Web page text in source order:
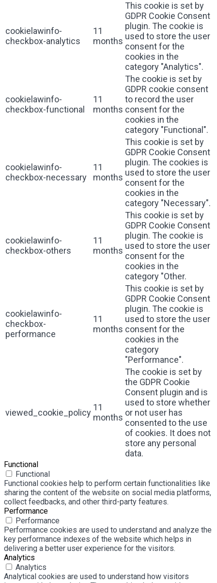
cookielawinfo-
checkbox-analytics
11
months
This cookie is set by
GDPR Cookie Consent
plugin. The cookie is
used to store the user
consent for the
cookies in the
category "Analytics".
cookielawinfo-
checkbox-functional
11
months
The cookie is set by
GDPR cookie consent
to record the user
consent for the
cookies in the
category "Functional".
cookielawinfo-
checkbox-necessary
11
months
This cookie is set by
GDPR Cookie Consent
plugin. The cookies is
used to store the user
consent for the
cookies in the
category "Necessary".
cookielawinfo-
checkbox-others
11
months
This cookie is set by
GDPR Cookie Consent
plugin. The cookie is
used to store the user
consent for the
cookies in the
category "Other.
cookielawinfo-
checkbox-
performance
11
months
This cookie is set by
GDPR Cookie Consent
plugin. The cookie is
used to store the user
consent for the
cookies in the
category
"Performance".
viewed_cookie_policy
11
months
The cookie is set by
the GDPR Cookie
Consent plugin and is
used to store whether
or not user has
consented to the use
of cookies. It does not
store any personal
data.
Functional
Functional
Functional cookies help to perform certain functionalities like
sharing the content of the website on social media platforms,
collect feedbacks, and other third-party features.
Performance
Performance
Performance cookies are used to understand and analyze the
key performance indexes of the website which helps in
delivering a better user experience for the visitors.
Analytics
Analytics
Analytical cookies are used to understand how visitors